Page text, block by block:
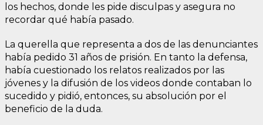
los hechos, donde les pide disculpas y asegura no
recordar qué había pasado.
La querella que representa a dos de las denunciantes
había pedido 31 años de prisión. En tanto la defensa,
había cuestionado los relatos realizados por las
jóvenes y la difusión de los videos donde contaban lo
sucedido y pidió, entonces, su absolución por el
beneficio de la duda.